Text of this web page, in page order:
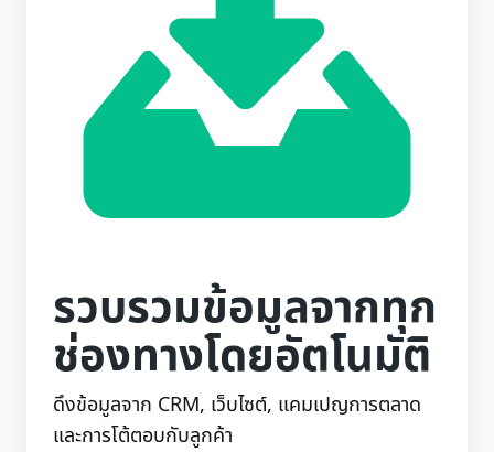
รวบรวมข้อมูลจากทุก
ช่องทางโดยอัตโนมัติ
ดึงข้อมูลจาก CRM, เว็บไซต์, แคมเปญการตลาด
และการโต้ตอบกับลูกค้า